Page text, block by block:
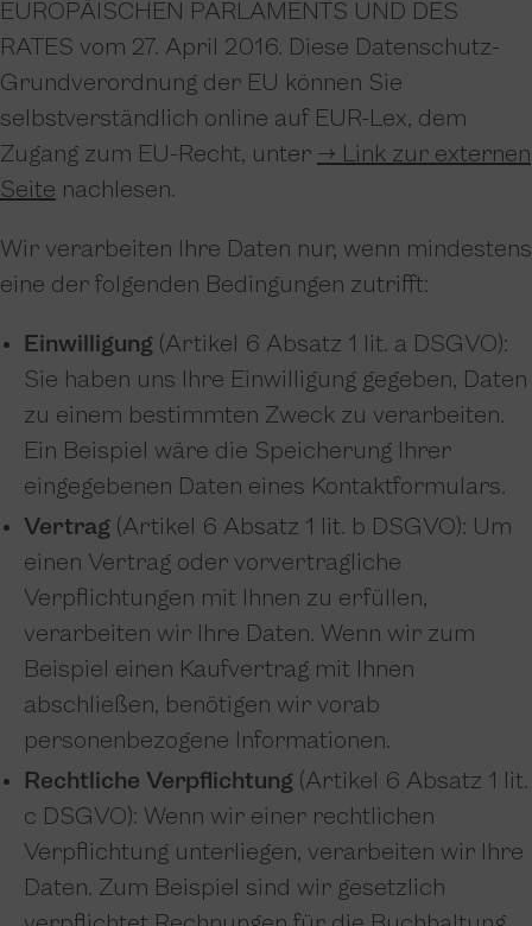
EUROPÄISCHEN PARLAMENTS UND DES
RATES vom 27. April 2016. Diese Datenschutz-
Grundverordnung der EU können Sie
selbstverständlich online auf EUR-Lex, dem
Zugang zum EU-Recht, unter → Link zur externen
Seite nachlesen.
Wir verarbeiten Ihre Daten nur, wenn mindestens
eine der folgenden Bedingungen zutrifft:
Einwilligung (Artikel 6 Absatz 1 lit. a DSGVO):
Sie haben uns Ihre Einwilligung gegeben, Daten
zu einem bestimmten Zweck zu verarbeiten.
Ein Beispiel wäre die Speicherung Ihrer
eingegebenen Daten eines Kontaktformulars.
Vertrag (Artikel 6 Absatz 1 lit. b DSGVO): Um
einen Vertrag oder vorvertragliche
Verpflichtungen mit Ihnen zu erfüllen,
verarbeiten wir Ihre Daten. Wenn wir zum
Beispiel einen Kaufvertrag mit Ihnen
abschließen, benötigen wir vorab
personenbezogene Informationen.
Rechtliche Verpflichtung (Artikel 6 Absatz 1 lit.
c DSGVO): Wenn wir einer rechtlichen
Verpflichtung unterliegen, verarbeiten wir Ihre
Daten. Zum Beispiel sind wir gesetzlich